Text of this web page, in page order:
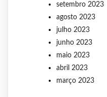
setembro 2023
agosto 2023
julho 2023
junho 2023
maio 2023
abril 2023
março 2023